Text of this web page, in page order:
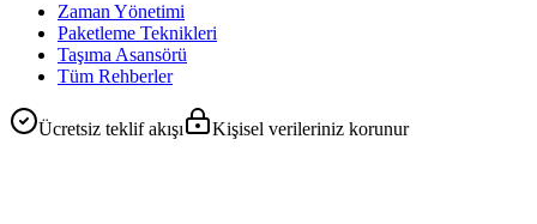
Zaman Yönetimi
Paketleme Teknikleri
Taşıma Asansörü
Tüm Rehberler
Ücretsiz teklif akışı Kişisel verileriniz korunur